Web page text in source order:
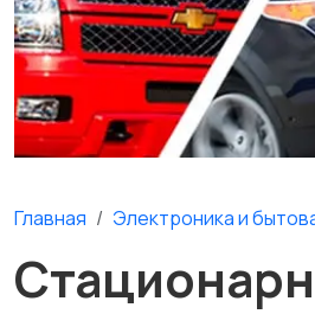
Главная Электроника и